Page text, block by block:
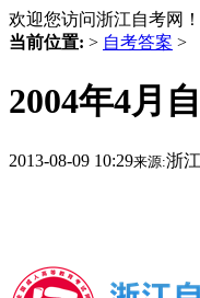
欢迎您访问浙江自考网
当前位置: > 自考答案 >
2004年4月
2013-08-09 10:29来源:浙